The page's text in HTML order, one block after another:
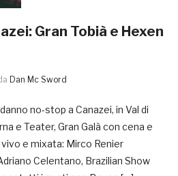
Gran Tobià e Hexen
Dan Mc Sword
no-stop a Canazei, in Val di
e Teater, Gran Galà con cena e
e mixata: Mirco Renier
Celentano, Brazilian Show